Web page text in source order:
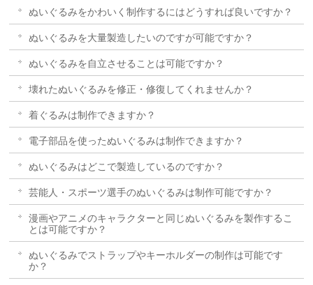
ぬいぐるみをかわいく制作するにはどうすれば良いですか？
ぬいぐるみを大量製造したいのですが可能ですか？
ぬいぐるみを自立させることは可能ですか？
壊れたぬいぐるみを修正・修復してくれませんか？
着ぐるみは制作できますか？
電子部品を使ったぬいぐるみは制作できますか？
ぬいぐるみはどこで製造しているのですか？
芸能人・スポーツ選手のぬいぐるみは制作可能ですか？
漫画やアニメのキャラクターと同じぬいぐるみを製作するこ
とは可能ですか？
ぬいぐるみでストラップやキーホルダーの制作は可能です
か？